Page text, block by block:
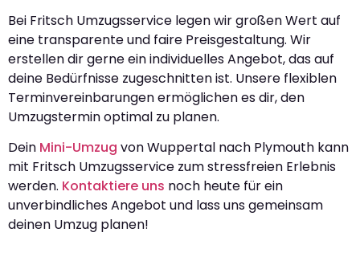
Bei Fritsch Umzugsservice legen wir großen Wert auf
eine transparente und faire Preisgestaltung. Wir
erstellen dir gerne ein individuelles Angebot, das auf
deine Bedürfnisse zugeschnitten ist. Unsere flexiblen
Terminvereinbarungen ermöglichen es dir, den
Umzugstermin optimal zu planen.
Dein Mini-Umzug von Wuppertal nach Plymouth kann
mit Fritsch Umzugsservice zum stressfreien Erlebnis
werden. Kontaktiere uns noch heute für ein
unverbindliches Angebot und lass uns gemeinsam
deinen Umzug planen!